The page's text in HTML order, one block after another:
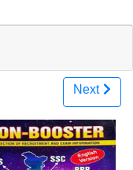
Next